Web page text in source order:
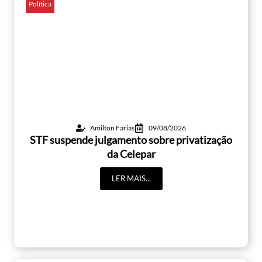
Política
Amilton Farias 09/08/2026
STF suspende julgamento sobre privatização
da Celepar
LER MAIS...